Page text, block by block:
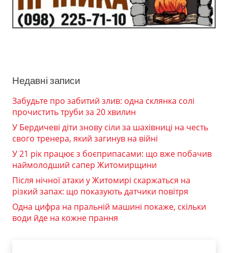
Недавні записи
Забудьте про забитий злив: одна склянка солі
прочистить труби за 20 хвилин
У Бердичеві діти знову сіли за шахівниці на честь
свого тренера, який загинув на війні
У 21 рік працює з боєприпасами: що вже побачив
наймолодший сапер Житомирщини
Після нічної атаки у Житомирі скаржаться на
різкий запах: що показують датчики повітря
Одна цифра на пральній машині покаже, скільки
води йде на кожне прання